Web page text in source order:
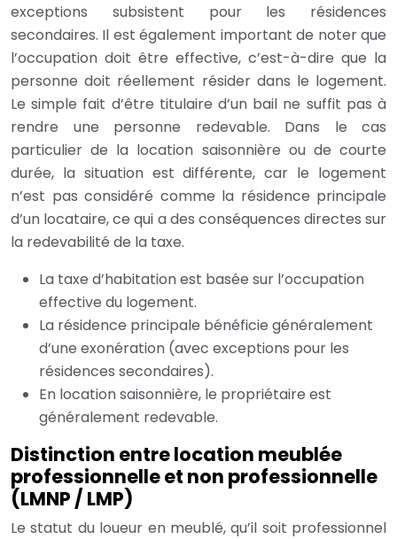
exceptions subsistent pour les résidences
secondaires. Il est également important de noter que
l’occupation doit être effective, c’est-à-dire que la
personne doit réellement résider dans le logement.
Le simple fait d’être titulaire d’un bail ne suffit pas à
rendre une personne redevable. Dans le cas
particulier de la location saisonnière ou de courte
durée, la situation est différente, car le logement
n’est pas considéré comme la résidence principale
d’un locataire, ce qui a des conséquences directes sur
la redevabilité de la taxe.
La taxe d’habitation est basée sur l’occupation
effective du logement.
La résidence principale bénéficie généralement
d’une exonération (avec exceptions pour les
résidences secondaires).
En location saisonnière, le propriétaire est
généralement redevable.
Distinction entre location meublée
professionnelle et non professionnelle
(LMNP / LMP)
Le statut du loueur en meublé, qu’il soit professionnel